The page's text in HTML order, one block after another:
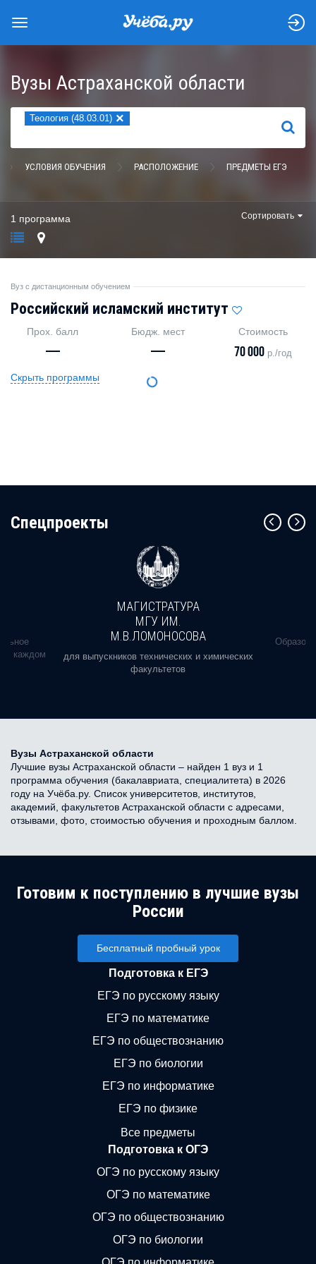
Вузы Астраханской области
Теология (48.03.01) ×
НАЙТИ
УСЛОВИЯ ОБУЧЕНИЯ РАСПОЛОЖЕНИЕ ПРЕДМЕТЫ ЕГЭ
1 программа Сортировать
Вуз с дистанционным обучением
Российский исламский институт
Прох. балл
—
Бюдж. мест
—
Стоимость
70 000 р./год
Скрыть программы
Cпецпроекты
в каждом
МАГИСТРАТУРА
МГУ ИМ.
М.В.ЛОМОНОСОВА
для выпускников технических и химических
факультетов
Вузы Астраханской области
Лучшие вузы Астраханской области – найден 1 вуз и 1
программа обучения (бакалавриата, специалитета) в 2026
году на Учёба.ру. Список университетов, институтов,
академий, факультетов Астраханской области с адресами,
отзывами, фото, стоимостью обучения и проходным баллом.
Готовим к поступлению в лучшие вузы
России
Бесплатный пробный урок
Подготовка к ЕГЭ
ЕГЭ по русскому языку
ЕГЭ по математике
ЕГЭ по обществознанию
ЕГЭ по биологии
ЕГЭ по информатике
ЕГЭ по физике
Все предметы
Подготовка к ОГЭ
ОГЭ по русскому языку
ОГЭ по математике
ОГЭ по обществознанию
ОГЭ по биологии